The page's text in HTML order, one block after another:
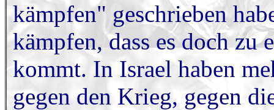
kämpfen" geschrieben
kämpfen, dass es doch
kommt. In Israel haben
gegen den Krieg, gegen